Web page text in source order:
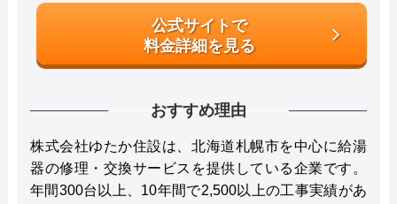
公式サイトで
料金詳細を見る
おすすめ理由
株式会社ゆたか住設は、北海道札幌市を中心に給湯
器の修理・交換サービスを提供している企業です。
年間300台以上、10年間で2,500以上の工事実績があ